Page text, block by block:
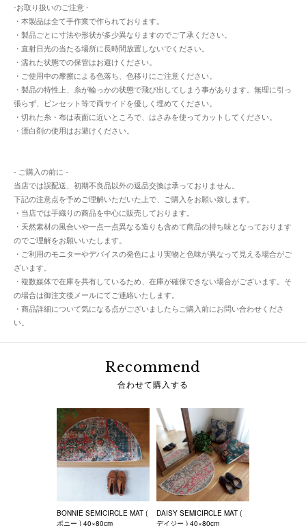
-お取り扱いのご注意 -
・本製品は全て手作業で作られております。
・製品ごとに寸法や形状が多少異なりますのでご了承ください。
・直射日光の当たる場所に長時間放置しないでください。
・濡れた状態での保管はお避けください。
・ご使用中の摩擦による色落ち、色移りにご注意ください。
・製品の特性上、糸が輪っかの状態で飛び出してしまう事があります。無理に引っ
張らず、ピンセット等で両サイドを優しく埋めてください。
・切れた糸・布は表面に近いところで、はさみを使ってカットしてください。
・漂白剤の使用はお避けください。
- ご購入の前に -
当店では誤配送、初期不良品以外の返品交換は承っておりません。
下記の注意点を予めご理解いただいた上で、ご購入をお願い致します。
・当店では手織りの商品を中心に販売しております。
・天然素材の風合いや一点一点異なる造りも含めて商品の持ち味となっております
のでご理解をお願いいたします。
・ご利用のモニターやデバイスの発色により実物と色味が異なって見える場合がご
ざいます。
・複数媒体で在庫を共有しているため、在庫が確保できない場合がございます。そ
の場合は御注文後メールにてご連絡いたします。
・商品詳細について気になる点がございましたらご購入前にお問い合わせくださ
い。
Recommend
合わせて購入する
BONNIE SEMICIRCLE MAT (
ボニー ) 40×80cm
DAISY SEMICIRCLE MAT (
デイジー ) 40×80cm